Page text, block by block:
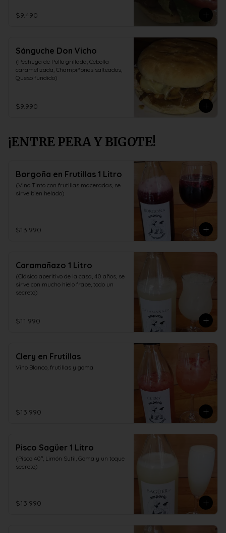
$9.490
Sánguche Don Vicho
(Pechuga de Pollo grillada, Cebolla
caramelizada, Champiñones salteados,
Queso fundido)
$9.990
¡ENTRE PERA Y BIGOTE!
Borgoña en Frutillas 1 Litro
(Vino Tinto con frutillas maceradas, se
sirve bien helado)
$13.990
Caramañazo 1 Litro
(Clásico aperitivo de la casa, 40 años, se
sirve con mucho hielo frape, todo un
secreto)
$11.990
Clery en Frutillas
Vino Blanco, frutillas y goma
$13.990
Pisco Sagüer 1 Litro
(Pisco 40°, Limón Sutil, Goma y un toque
secreto)
$13.990